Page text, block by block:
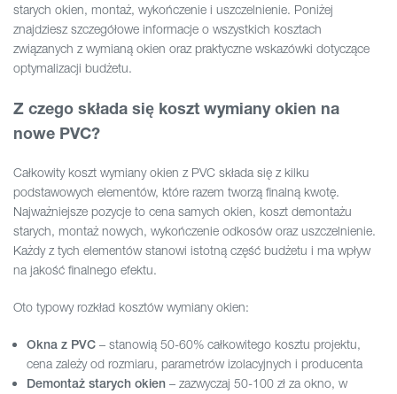
starych okien, montaż, wykończenie i uszczelnienie. Poniżej
znajdziesz szczegółowe informacje o wszystkich kosztach
związanych z wymianą okien oraz praktyczne wskazówki dotyczące
optymalizacji budżetu.
Z czego składa się koszt wymiany okien na
nowe PVC?
Całkowity koszt wymiany okien z PVC składa się z kilku
podstawowych elementów, które razem tworzą finalną kwotę.
Najważniejsze pozycje to cena samych okien, koszt demontażu
starych, montaż nowych, wykończenie odkosów oraz uszczelnienie.
Każdy z tych elementów stanowi istotną część budżetu i ma wpływ
na jakość finalnego efektu.
Oto typowy rozkład kosztów wymiany okien:
Okna z PVC – stanowią 50-60% całkowitego kosztu projektu,
cena zależy od rozmiaru, parametrów izolacyjnych i producenta
Demontaż starych okien – zazwyczaj 50-100 zł za okno, w